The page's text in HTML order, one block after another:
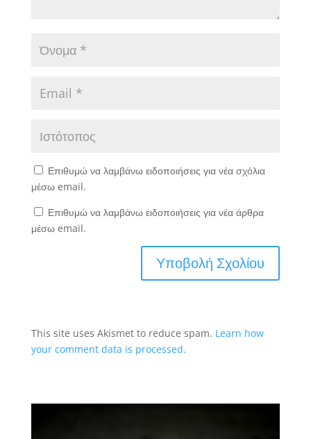
Επιθυμώ να λαμβάνω ειδοποιήσεις για νέα σχόλια
μέσω email.
Επιθυμώ να λαμβάνω ειδοποιήσεις για νέα άρθρα
μέσω email.
This site uses Akismet to reduce spam. Learn how
your comment data is processed.